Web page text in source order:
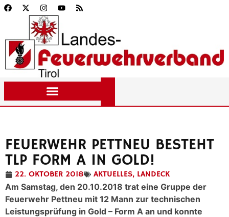
FEUERWEHR PETTNEU BESTEHT
TLP FORM A IN GOLD!
22. OKTOBER 2018 AKTUELLES, LANDECK
Am Samstag, den 20.10.2018 trat eine Gruppe der
Feuerwehr Pettneu mit 12 Mann zur technischen
Leistungsprüfung in Gold – Form A an und konnte